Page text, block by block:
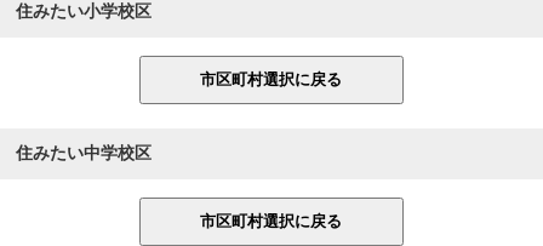
住みたい小学校区
住みたい中学校区